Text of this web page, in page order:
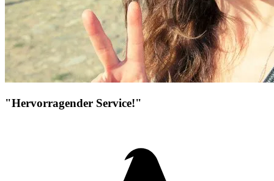
"Hervorragender Service!"